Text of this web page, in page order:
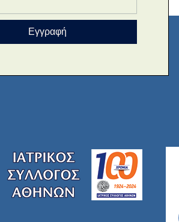
Εγγραφή